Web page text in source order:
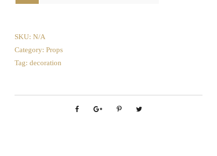
SKU: N/A
Category: Props
Tag: decoration